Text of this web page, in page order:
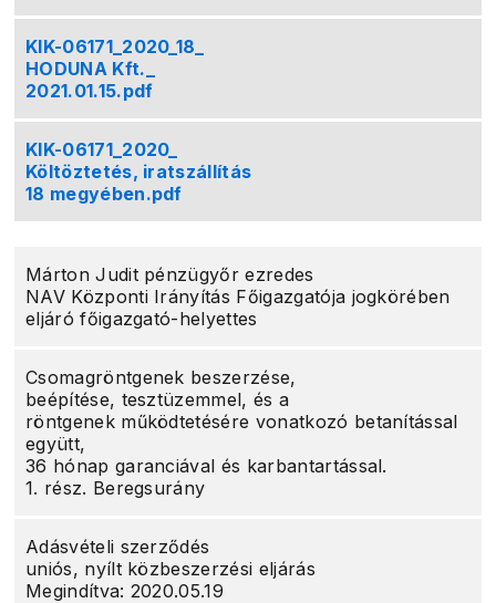
KIK-06171_2020_18_
HODUNA Kft._
2021.01.15.pdf
KIK-06171_2020_
Költöztetés, iratszállítás
18 megyében.pdf
Márton Judit pénzügyőr ezredes
NAV Központi Irányítás Főigazgatója jogkörében
eljáró főigazgató-helyettes
Csomagröntgenek beszerzése,
beépítése, tesztüzemmel, és a
röntgenek működtetésére vonatkozó betanítással
együtt,
36 hónap garanciával és karbantartással.
1. rész. Beregsurány
Adásvételi szerződés
uniós, nyílt közbeszerzési eljárás
Megindítva: 2020.05.19